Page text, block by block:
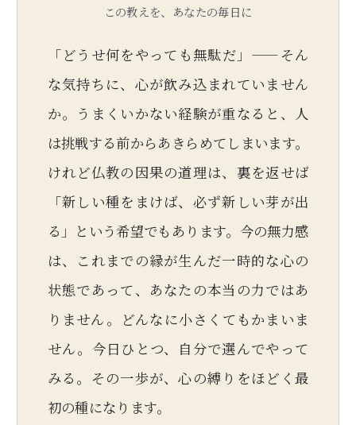
この教えを、あなたの毎日に
「どうせ何をやっても無駄だ」——そん
な気持ちに、心が飲み込まれていません
か。うまくいかない経験が重なると、人
は挑戦する前からあきらめてしまいます。
けれど仏教の因果の道理は、裏を返せば
「新しい種をまけば、必ず新しい芽が出
る」という希望でもあります。今の無力感
は、これまでの縁が生んだ一時的な心の
状態であって、あなたの本当の力ではあ
りません。どんなに小さくてもかまいま
せん。今日ひとつ、自分で選んでやって
みる。その一歩が、心の縛りをほどく最
初の種になります。